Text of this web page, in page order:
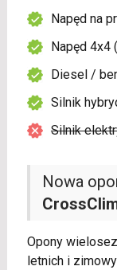
Nowa
Opony
letnich i
Napęd na
Napęd 4x4
Diesel /
Silnik
Silnik